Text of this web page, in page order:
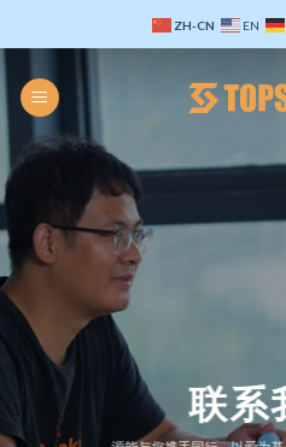
to
content
ZH-CN EN
联系